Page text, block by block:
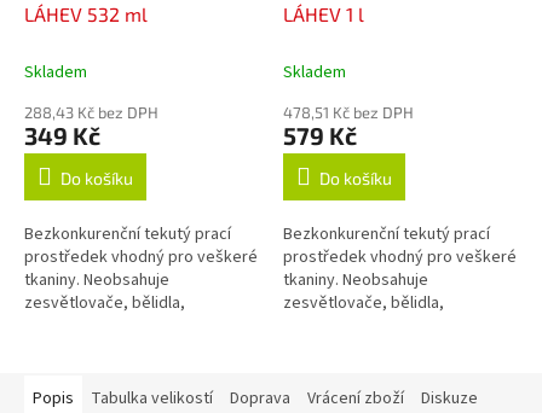
LÁHEV 532 ml
Skladem
288,43 Kč bez DPH
349 Kč
Do košíku
Bezkonkurenční tekutý prací
prostředek vhodný pro veškeré
tkaniny. Neobsahuje
zesvětlovače, bělidla,
LÁHEV 1 l
Skladem
478,51 Kč bez DPH
579 Kč
Do košíku
Bezkonkurenční tekutý prací
prostředek vhodný pro veškeré
tkaniny. Neobsahuje
zesvětlovače, bělidla,
Popis
Tabulka velikostí Doprava Vrácení zboží Diskuze